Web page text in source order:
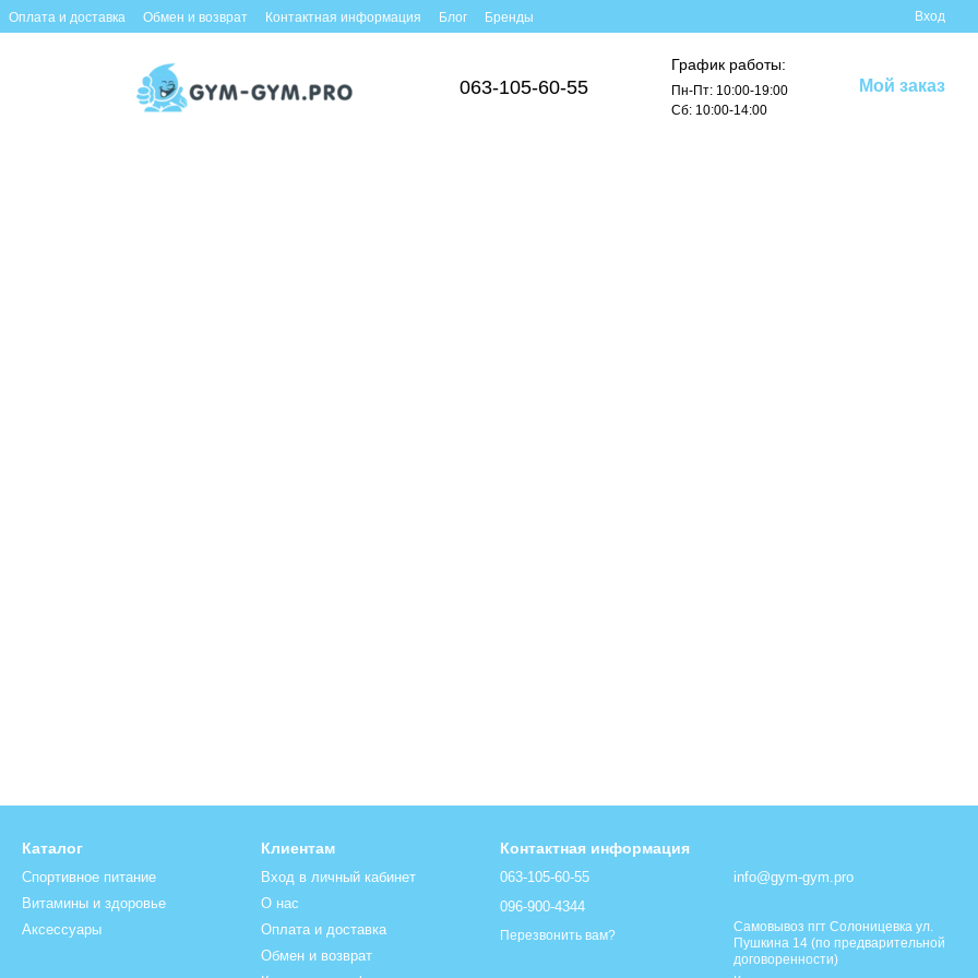
Оплата и доставка Обмен и возврат Контактная информация Блог Бренды Вход
063-105-60-55
График работы:
Пн-Пт: 10:00-19:00
Сб: 10:00-14:00
Мой заказ
Каталог
Спортивное питание
Витамины и здоровье
Аксессуары
Клиентам
Вход в личный кабинет
О нас
Оплата и доставка
Обмен и возврат
Контактная информация
063-105-60-55
096-900-4344
Перезвонить вам?
info@gym-gym.pro
Самовывоз пгт Солоницевка ул.
Пушкина 14 (по предварительной
договоренности)